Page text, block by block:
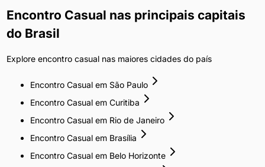
Encontro Casual nas principais capitais
do Brasil
Explore encontro casualnas maiores cidades do país
Encontro Casualem São Paulo
Encontro Casualem Curitiba
Encontro Casualem Rio de Janeiro
Encontro Casualem Brasília
Encontro Casualem Belo Horizonte